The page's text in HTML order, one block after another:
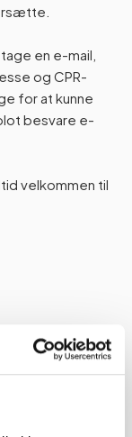
en e-mail,
og CPR-
for at kunne
besvare e-
velkommen til
som standard
løst.